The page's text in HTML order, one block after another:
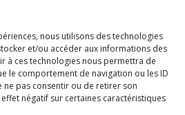
nous utilisons des technologies
et/ou accéder aux informations des
à ces technologies nous permettra de
le comportement de navigation ou les ID
ne pas consentir ou de retirer son
négatif sur certaines caractéristiques